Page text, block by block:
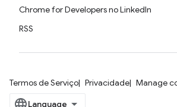
Chrome for Developers no LinkedIn
RSS
Termos de Serviço Privacidade Manage